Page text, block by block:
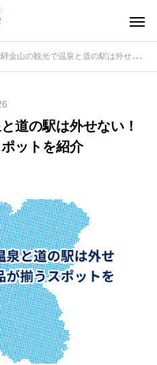
山の観光で温泉と道の駅は外せない！名湯と特産品が揃うスポットを紹介
道の駅は外せない！
ットを紹介